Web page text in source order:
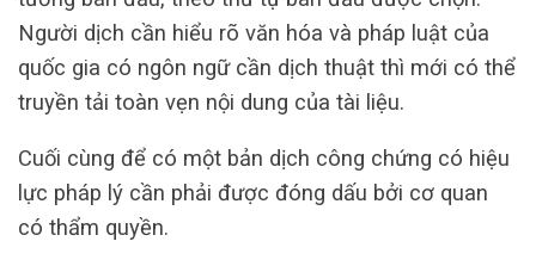
Người dịch cần hiểu rõ văn hóa và pháp luật của
quốc gia có ngôn ngữ cần dịch thuật thì mới có thể
truyền tải toàn vẹn nội dung của tài liệu.
Cuối cùng để có một bản dịch công chứng có hiệu
lực pháp lý cần phải được đóng dấu bởi cơ quan
có thẩm quyền.